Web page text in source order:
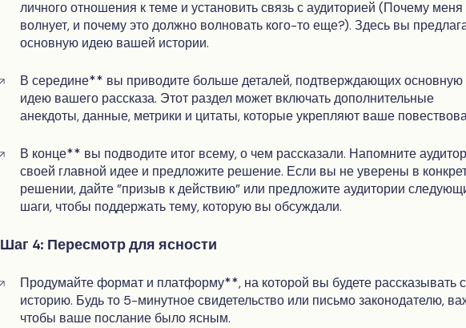
личного отношения к теме и установить связь с аудиторией (Почему меня
волнует, и почему это должно волновать кого-то еще?). Здесь вы
основную идею вашей истории.
В середине** вы приводите больше деталей, подтверждающих основную
идею вашего рассказа. Этот раздел может включать дополнительные
анекдоты, данные, метрики и цитаты, которые укрепляют ваше
В конце** вы подводите итог всему, о чем рассказали. Напомните
своей главной идее и предложите решение. Если вы не уверены в
решении, дайте "призыв к действию" или предложите аудитории
шаги, чтобы поддержать тему, которую вы обсуждали.
Шаг 4: Пересмотр для ясности
Продумайте формат и платформу**, на которой вы будете рассказывать
историю. Будь то 5-минутное свидетельство или письмо законодателю,
чтобы ваше послание было ясным.